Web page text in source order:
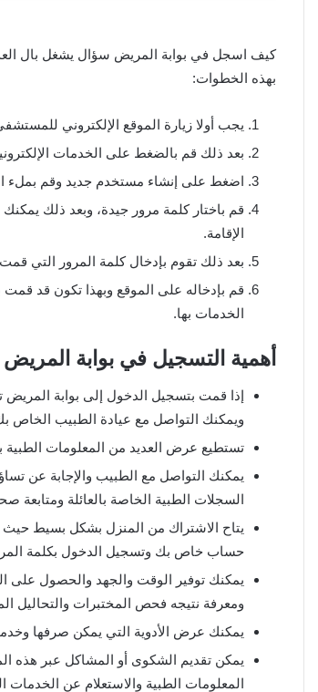
كيف اسجل في بوابة المريض سؤال يشغل بال
بهذه الخطوات:
يجب أولا زيارة الموقع الإلكتروني
بعد ذلك قم بالضغط على الخدمات
اضغط على إنشاء مستخدم جديد وقم بملء
قم باختار كلمة مرور جيدة، وبعد ذلك
الإقامة.
بعد ذلك تقوم بإدخال كلمة المرور التي
قم بإدخاله على الموقع وبهذا تكون قد
الخدمات بها.
أهمية التسجيل في بوابة المريض
إذا قمت بتسجيل الدخول إلى بوابة المريض
ويمكنك التواصل مع عيادة الطبيب الخاص
تستطيع عرض العديد من المعلومات الطبية
يمكنك التواصل مع الطبيب والإجابة عن
السجلات الطبية الخاصة بالعائلة ومتابعة
يتاح الاشتراك من المنزل بشكل بسيط حيث
حساب خاص بك وتسجيل الدخول بكلمة
يمكنك توفير الوقت والجهد والحصول على
ومعرفة نتيجه فحص المختبرات والتحاليل
يمكنك عرض الأدوية التي يمكن صرفها
يمكن تقديم الشكوى أو المشاكل عبر هذه
المعلومات الطبية والاستعلام عن الخدمات